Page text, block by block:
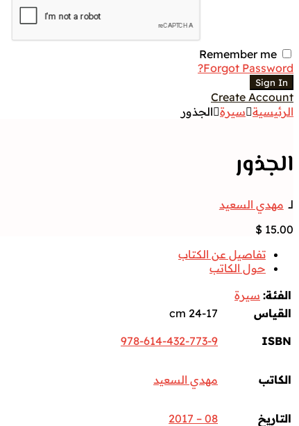
Remember me
Forgot Password?
Sign In
Create Account
الرئيسية سيرة الجذور
الجذور
لــ مهدي السعيد
$ 15.00
تفاصيل عن الكتاب
حول الكاتب
الفئة: سيرة
القياس
24-17 cm
ISBN
978-614-432-773-9
الكاتب مهدي السعيد
التاريخ 08 – 2017